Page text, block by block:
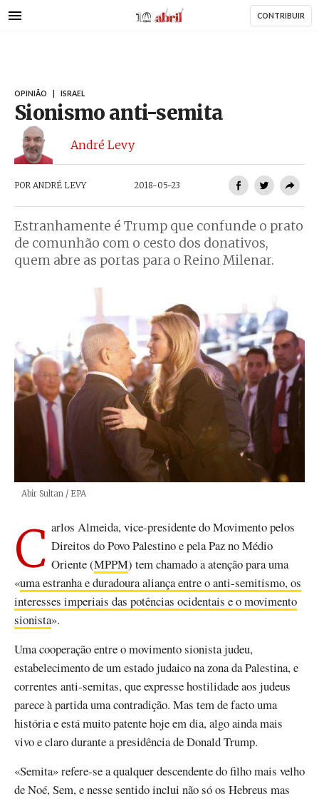
para
AbrilAbril CONTRIBUIR
OPINIÃO ISRAEL
Sionismo anti-semita
André Levy
POR ANDRÉ LEVY 2018-05-23
Estranhamente é Trump que confunde o prato
de comunhão com o cesto dos donativos,
quem abre as portas para o Reino Milenar.
Créditos
Abir Sultan / EPA
Carlos Almeida, vice-presidente do Movimento pelos Direitos do Povo Palestino e pela Paz no Médio
Oriente (MPPM) tem chamado a atenção para uma
«uma estranha e duradoura aliança entre o anti-semitismo, os
interesses imperiais das potências ocidentais e o movimento
sionista».
Uma cooperação entre o movimento sionista judeu,
estabelecimento de um estado judaico na zona da Palestina, e
correntes anti-semitas, que expresse hostilidade aos judeus
parece à partida uma contradição. Mas tem de facto uma
história e está muito patente hoje em dia, algo ainda mais
vivo e claro durante a presidência de Donald Trump.
«Semita» refere-se a qualquer descendente do filho mais velho
de Noé, Sem, e nesse sentido inclui não só os Hebreus mas